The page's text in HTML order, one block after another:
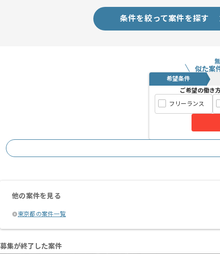
条件を絞って案件を探す
似た案
希望条件
ご希望の働き
フリーランス
他の案件を見る
東京都の案件一覧
募集が終了した案件